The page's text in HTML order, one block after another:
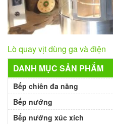
Lò quay vịt dùng ga và điện
DANH MỤC SẢN PHẨM
Bếp chiên đa năng
Bếp nướng
Bếp nướng xúc xích